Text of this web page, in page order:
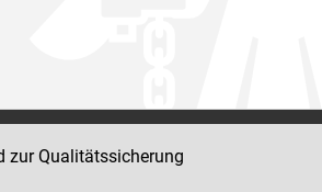
zur Qualitätssicherung